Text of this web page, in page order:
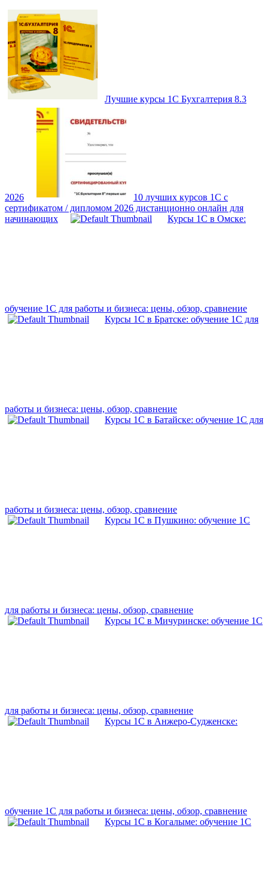
Лучшие курсы 1С Бухгалтерия 8.3
2026
10 лучших курсов 1С с
сертификатом / дипломом 2026 дистанционно онлайн для
начинающих
Курсы 1С в Омске:
обучение 1С для работы и бизнеса: цены, обзор, сравнение
Курсы 1С в Братске: обучение 1С для
работы и бизнеса: цены, обзор, сравнение
Курсы 1С в Батайске: обучение 1С для
работы и бизнеса: цены, обзор, сравнение
Курсы 1С в Пушкино: обучение 1С
для работы и бизнеса: цены, обзор, сравнение
Курсы 1С в Мичуринске: обучение 1С
для работы и бизнеса: цены, обзор, сравнение
Курсы 1С в Анжеро-Судженске:
обучение 1С для работы и бизнеса: цены, обзор, сравнение
Курсы 1С в Когалыме: обучение 1С